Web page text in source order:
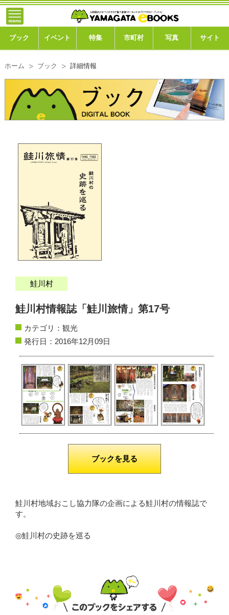
ブック イベント 特集 市町村 写真 サイト
ホーム ブック 詳細情報
鮭川村
鮭川村情報誌「鮭川旅情」第17号
カテゴリ：観光
発行日：2016年12月09日
ブックを見る
鮭川村地域おこし協力隊の企画による鮭川村の情報誌で
す。
◎鮭川村の史跡を巡る
トップ
ブック
市町村
このサイトについて
よくある質問
サイトマップ
個人情報保護方針
動作環境
リンク集
}; -->